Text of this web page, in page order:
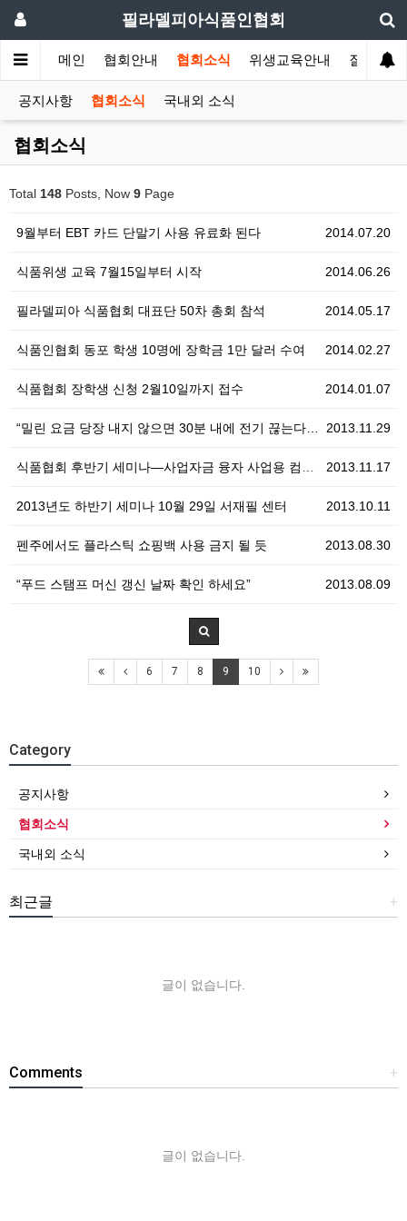
필라델피아식품인협회
메인 협회안내 협회소식 위생교육안내 질의답변
공지사항 협회소식 국내외 소식
협회소식
Total 148 Posts, Now 9 Page
2014.07.20
9월부터 EBT 카드 단말기 사용 유료화 된다
2014.06.26
식품위생 교육 7월15일부터 시작
2014.05.17
필라델피아 식품협회 대표단 50차 총회 참석
2014.02.27
식품인협회 동포 학생 10명에 장학금 1만 달러 수여
2014.01.07
식품협회 장학생 신청 2월10일까지 접수
2013.11.29
“밀린 요금 당장 내지 않으면 30분 내에 전기 끊는다…
2013.11.17
식품협회 후반기 세미나—사업자금 융자 사업용 컴퓨터(P…
2013.10.11
2013년도 하반기 세미나 10월 29일 서재필 센터
2013.08.30
펜주에서도 플라스틱 쇼핑백 사용 금지 될 듯
2013.08.09
“푸드 스탬프 머신 갱신 날짜 확인 하세요”
6 7 8 9 10
Category
공지사항
협회소식
국내외 소식
+
최근글
글이 없습니다.
+
Comments
글이 없습니다.